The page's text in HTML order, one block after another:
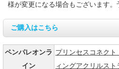
様が変更になる場合もございます。
ご購入はこちら
ペンパレオンラ
イン
プリンセスコネク
ィングアクリルス